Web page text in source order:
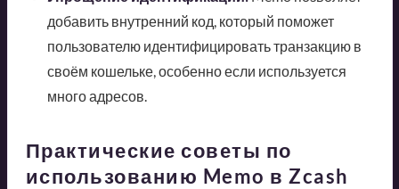
добавить внутренний код, который поможет
пользователю идентифицировать транзакцию в
своём кошельке, особенно если используется
много адресов.
Практические советы по
использованию Memo в Zcash